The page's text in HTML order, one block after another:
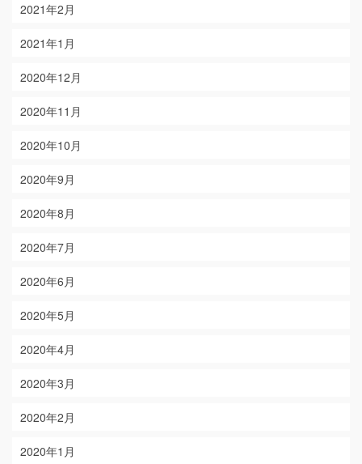
2021年2月
2021年1月
2020年12月
2020年11月
2020年10月
2020年9月
2020年8月
2020年7月
2020年6月
2020年5月
2020年4月
2020年3月
2020年2月
2020年1月